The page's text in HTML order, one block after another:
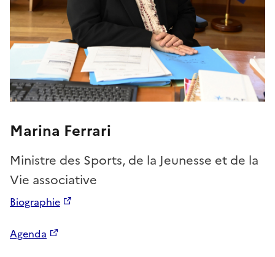
Marina Ferrari
Ministre des Sports, de la Jeunesse et de la
Vie associative
Biographie
Agenda